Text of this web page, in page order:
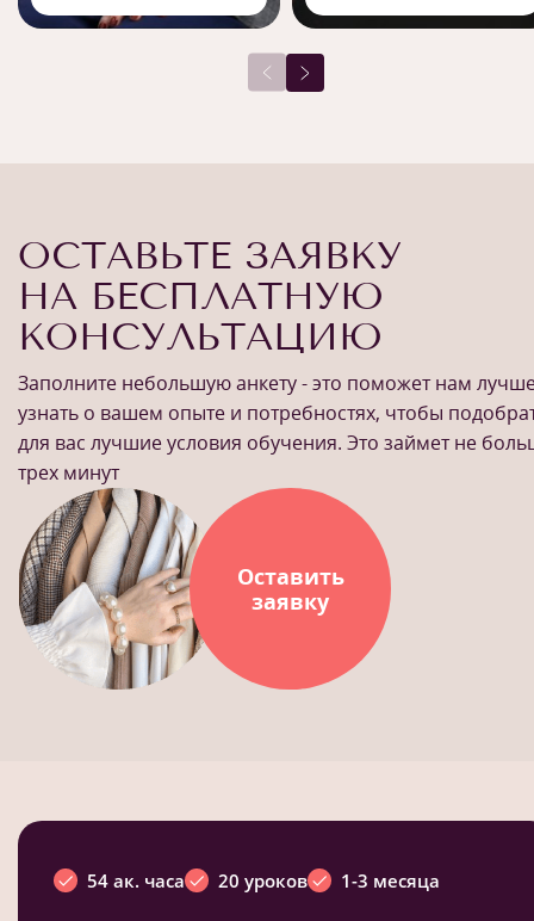
ОСТАВЬТЕ ЗАЯВКУ
НА БЕСПЛАТНУЮ
КОНСУЛЬТАЦИЮ
Заполните небольшую анкету - это поможет нам
узнать о вашем опыте и потребностях, чтобы
для вас лучшие условия обучения. Это займет не
трех минут
Оставить
заявку
54 ак. часа 20 уроков 1-3 месяца